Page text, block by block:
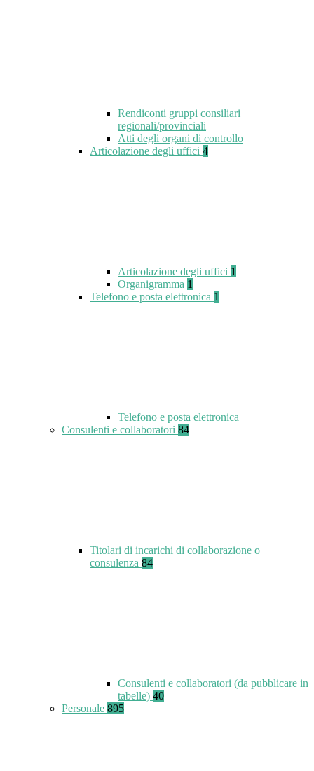
Rendiconti gruppi consiliari
regionali/provinciali
Atti degli organi di controllo
Articolazione degli uffici 4
Articolazione degli uffici 1
Organigramma 1
Telefono e posta elettronica 1
Telefono e posta elettronica
Consulenti e collaboratori 84
Titolari di incarichi di collaborazione o
consulenza 84
Consulenti e collaboratori (da pubblicare in
tabelle) 40
Personale 895